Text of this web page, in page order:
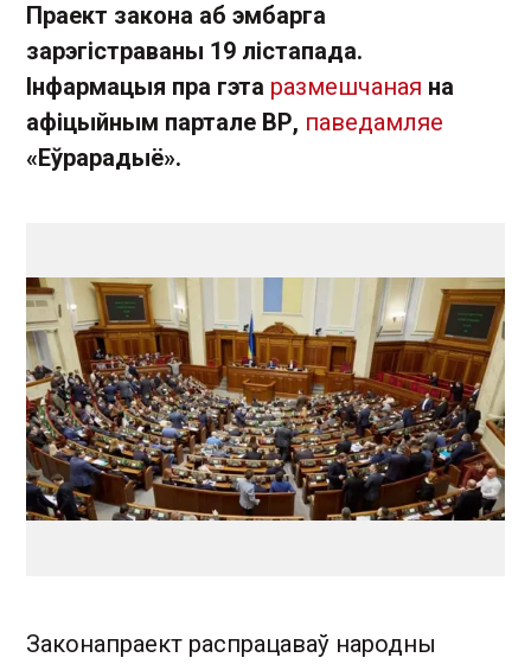
Праект закона аб эмбарга
зарэгістраваны 19 лістапада.
Інфармацыя пра гэта размешчаная на
афіцыйным партале ВР, паведамляе
«Еўрарадыё».
Законапраект распрацаваў народны